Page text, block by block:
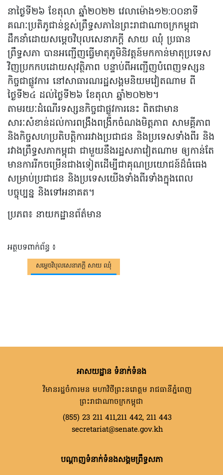
នាថ្ងៃទី២៦ ខែតុលា ឆ្នាំ២០២២ វេលាម៉ោង១២:០០នាទី
គណៈប្រតិភូជាន់ខ្ពស់ព្រឹទ្ធសភានៃព្រះរាជាណាចក្រកម្ពុជា
ដឹកនាំដោយសម្តេចវិបុលសេនាភក្តី សាយ ឈុំ ប្រធាន
ព្រឹទ្ធសភា បានអញ្ជើញធ្វើមាតុភូមិនិវត្តន៍មកកាន់មាតុប្រទេស
វិញប្រកកបដោយសុវត្ថិភាព បន្ទាប់ពីអញ្ជើញបំពេញទស្សន
កិច្ចជាផ្លូវការ នៅសាធារណរដ្ឋសង្គមនិយមវៀតណាម ពី
ថ្ងៃទី២៤ ដល់ថ្ងៃទី២៦ ខែតុលា ឆ្នាំ២០២២។
តាមរយៈដំណើរទស្សនកិច្ចជាផ្លូវការនេះ ពិតជាមាន
សារៈសំខាន់ដល់ការពង្រឹងពង្រីកចំណងមិត្តភាព សាមគ្គីភាព
និងកិច្ចសហប្រតិបត្តិការរវាងប្រជាជន និងប្រទេសទាំងពីរ និង
រវាងព្រឹទ្ធសភាកម្ពុជា ជាមួយនឹងរដ្ឋសភាវៀតណាម ឲ្យកាន់តែ
មានការរីកចម្រើនជាងទៀតដើម្បីជាគុណប្រយោជន៍ដ៏ធំធេង
សម្រាប់ប្រជាជន និងប្រទេសយើងទាំងពីរទាំងក្នុងពេល
បច្ចុប្បន្ន និងទៅអនាគត។
ប្រភព៖ នាយកដ្ឋានព័ត៌មាន
អត្ថបទពាក់ព័ន្ធ ៖
សម្តេចវិបុលសេនាភក្តី សាយ ឈុំ
អាសយដ្ឋាន ទំនាក់ទំនង
វិមានរដ្ឋចំការមន មហាវិថីព្រះនរោត្តម រាជធានីភ្នំពេញ
ព្រះរាជាណាចក្រកម្ពុជា
(855) 23 211 411,211 442, 211 443
secretariat@senate.gov.kh
បណ្តាញទំនាក់ទំនងសង្គមព្រឹទ្ធសភា